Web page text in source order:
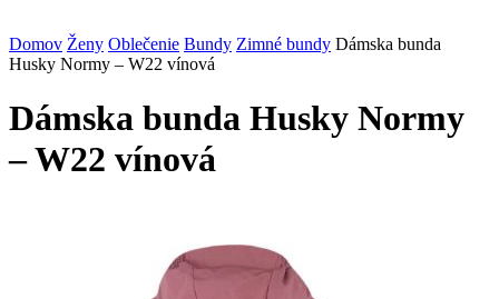
Domov Ženy Oblečenie Bundy Zimné bundy Dámska bunda
Husky Normy – W22 vínová
Dámska bunda Husky Normy
– W22 vínová